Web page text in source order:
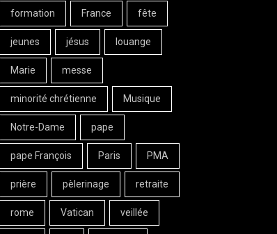
formation France fête
jeunes jésus louange
Marie messe
minorité chrétienne Musique
Notre-Dame pape
pape François Paris PMA
prière pèlerinage retraite
rome Vatican veillée